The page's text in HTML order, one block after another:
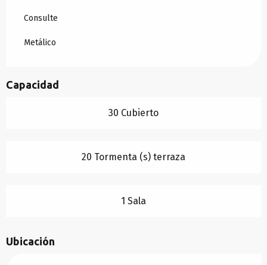
Consulte
Metálico
Capacidad
30 Cubierto
20 Tormenta (s) terraza
1 Sala
Ubicación